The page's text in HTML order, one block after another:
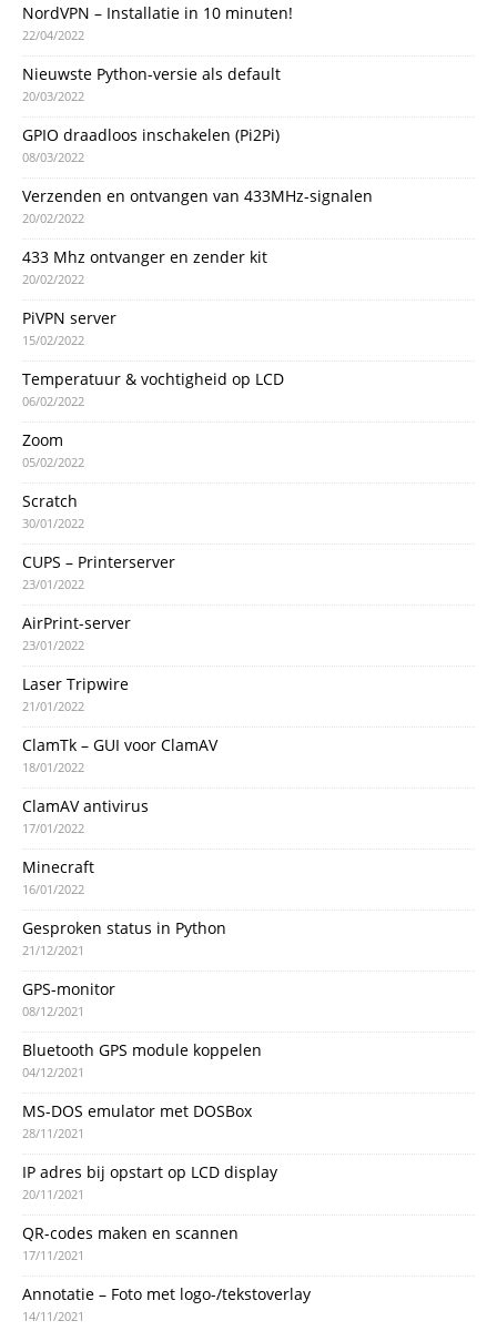
NordVPN – Installatie in 10 minuten!
22/04/2022
Nieuwste Python-versie als default
20/03/2022
GPIO draadloos inschakelen (Pi2Pi)
08/03/2022
Verzenden en ontvangen van 433MHz-signalen
20/02/2022
433 Mhz ontvanger en zender kit
20/02/2022
PiVPN server
15/02/2022
Temperatuur & vochtigheid op LCD
06/02/2022
Zoom
05/02/2022
Scratch
30/01/2022
CUPS – Printerserver
23/01/2022
AirPrint-server
23/01/2022
Laser Tripwire
21/01/2022
ClamTk – GUI voor ClamAV
18/01/2022
ClamAV antivirus
17/01/2022
Minecraft
16/01/2022
Gesproken status in Python
21/12/2021
GPS-monitor
08/12/2021
Bluetooth GPS module koppelen
04/12/2021
MS-DOS emulator met DOSBox
28/11/2021
IP adres bij opstart op LCD display
20/11/2021
QR-codes maken en scannen
17/11/2021
Annotatie – Foto met logo-/tekstoverlay
14/11/2021